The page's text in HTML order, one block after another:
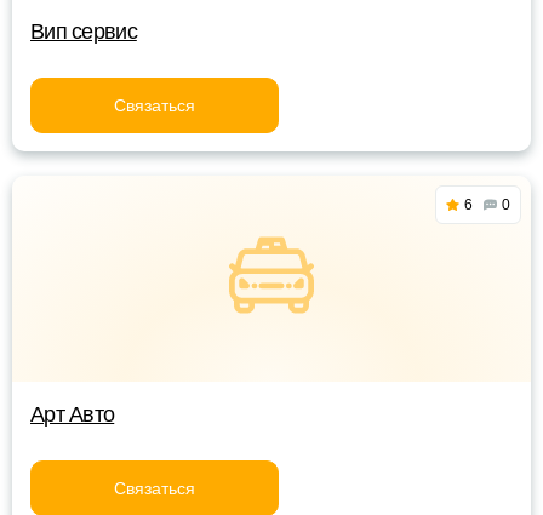
Вип сервис
Связаться
6 0
Арт Авто
Связаться